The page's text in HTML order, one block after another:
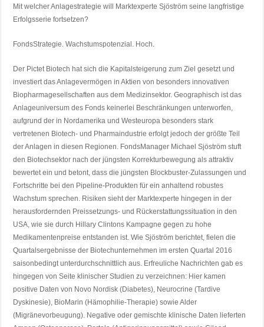
Mit welcher Anlagestrategie will Marktexperte Sjöström seine langfristige
Erfolgsserie fortsetzen?
FondsStrategie. Wachstumspotenzial. Hoch.
Der Pictet Biotech hat sich die Kapitalsteigerung zum Ziel gesetzt und
investiert das Anlagevermögen in Aktien von besonders innovativen
Biopharmagesellschaften aus dem Medizinsektor. Geographisch ist das
Anlageuniversum des Fonds keinerlei Beschränkungen unterworfen,
aufgrund der in Nordamerika und Westeuropa besonders stark
vertretenen Biotech- und Pharmaindustrie erfolgt jedoch der größte Teil
der Anlagen in diesen Regionen. FondsManager Michael Sjöström stuft
den Biotechsektor nach der jüngsten Korrekturbewegung als attraktiv
bewertet ein und betont, dass die jüngsten Blockbuster-Zulassungen und
Fortschritte bei den Pipeline-Produkten für ein anhaltend robustes
Wachstum sprechen. Risiken sieht der Marktexperte hingegen in der
herausfordernden Preissetzungs- und Rückerstattungssituation in den
USA, wie sie durch Hillary Clintons Kampagne gegen zu hohe
Medikamentenpreise entstanden ist. Wie Sjöström berichtet, fielen die
Quartalsergebnisse der Biotechunternehmen im ersten Quartal 2016
saisonbedingt unterdurchschnittlich aus. Erfreuliche Nachrichten gab es
hingegen von Seite klinischer Studien zu verzeichnen: Hier kamen
positive Daten von Novo Nordisk (Diabetes), Neurocrine (Tardive
Dyskinesie), BioMarin (Hämophilie-Therapie) sowie Alder
(Migränevorbeugung). Negative oder gemischte klinische Daten lieferten